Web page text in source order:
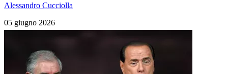
Alessandro Cucciolla
05 giugno 2026